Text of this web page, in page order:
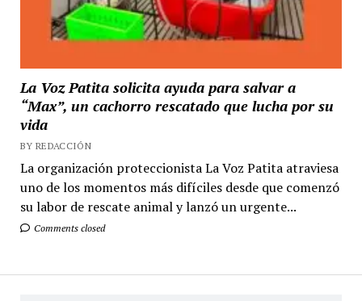
La Voz Patita solicita ayuda para salvar a
“Max”, un cachorro rescatado que lucha por su
vida
BY REDACCIÓN
La organización proteccionista La Voz Patita atraviesa
uno de los momentos más difíciles desde que comenzó
su labor de rescate animal y lanzó un urgente...
Comments closed